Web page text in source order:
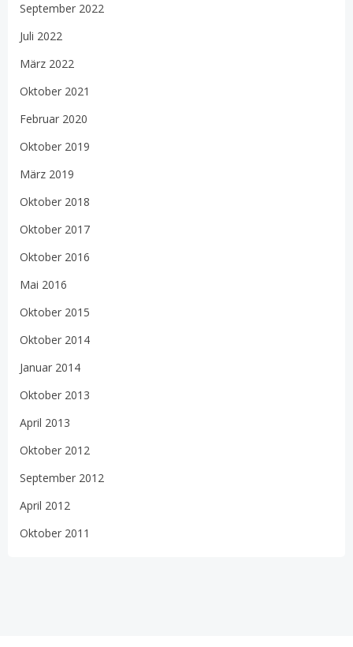
September 2022
Juli 2022
März 2022
Oktober 2021
Februar 2020
Oktober 2019
März 2019
Oktober 2018
Oktober 2017
Oktober 2016
Mai 2016
Oktober 2015
Oktober 2014
Januar 2014
Oktober 2013
April 2013
Oktober 2012
September 2012
April 2012
Oktober 2011